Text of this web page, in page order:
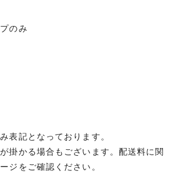
のみ
表記となっております。
掛かる場合もございます。配送料に関
ジをご確認ください。